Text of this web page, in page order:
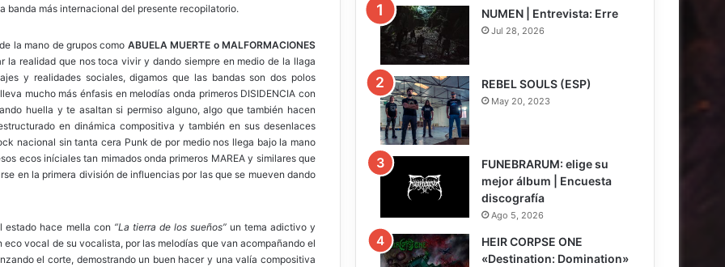
banda más internacional del presente recopilatorio.
la mano de grupos como ABUELA MUERTE o MALFORMACIONES
la realidad que nos toca vivir y dando siempre en medio de la llaga
y realidades sociales, digamos que las bandas son dos polos
lleva mucho más énfasis en melodías onda primeros DISIDENCIA con
huella y te asaltan si permiso alguno, algo que también hacen
en dinámica compositiva y también en sus desenlaces
nacional sin tanta cera Punk de por medio nos llega bajo la mano
ecos iníciales tan mimados onda primeros MAREA y similares que
en la primera división de influencias por las que se mueven dando
estado hace mella con “La tierra de los sueños”un tema adictivo y
vocal de su vocalista, por las melodías que van acompañando el
el corte, demostrando un buen hacer y una valía compositiva
NUMEN | Entrevista: Erre
Jul 28, 2026
REBEL SOULS (ESP)
May 20, 2023
FUNEBRARUM: elige su
mejor álbum | Encuesta
discografía
Ago 5, 2026
HEIR CORPSE ONE
«Destination: Domination»